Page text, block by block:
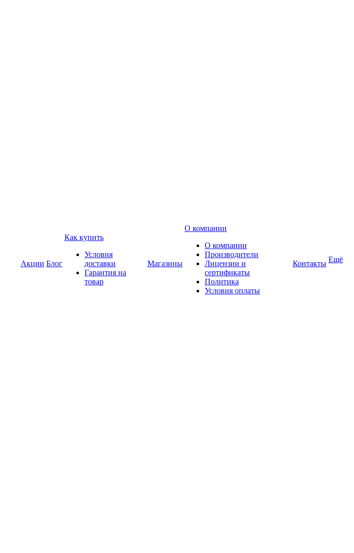
Акции Блог
Как купить
Условия
доставки
Гарантия на
товар
Магазины
О компании
О компании
Производители
Лицензии и
сертификаты
Политика
Условия оплаты
Контакты Ещё